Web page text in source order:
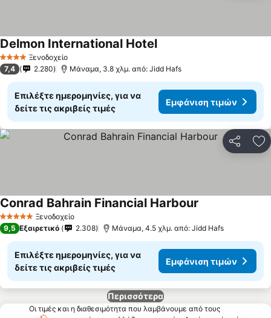
4 ΑστέριαΞενοδοχείο
Delmon International HotelΕμφάνιση τιμών
7,4 2.280 Μάναμα, 3.8 χλμ. από: Jidd Hafs
Επιλέξτε ημερομηνίες, για να
δείτε τις ακριβείς τιμές
Εμφάνιση τιμών
5 Αστέρια Ξενοδοχείο
Conrad Bahrain Financial Harbour
9,5 Εξαιρετικό 2.308 Μάναμα, 4.5 χλμ. από: Jidd Hafs
Επιλέξτε ημερομηνίες, για να
δείτε τις ακριβείς τιμές
Εμφάνιση τιμών
Περισσότερα
Οι τιμές και η διαθεσιμότητα που λαμβάνουμε από τους